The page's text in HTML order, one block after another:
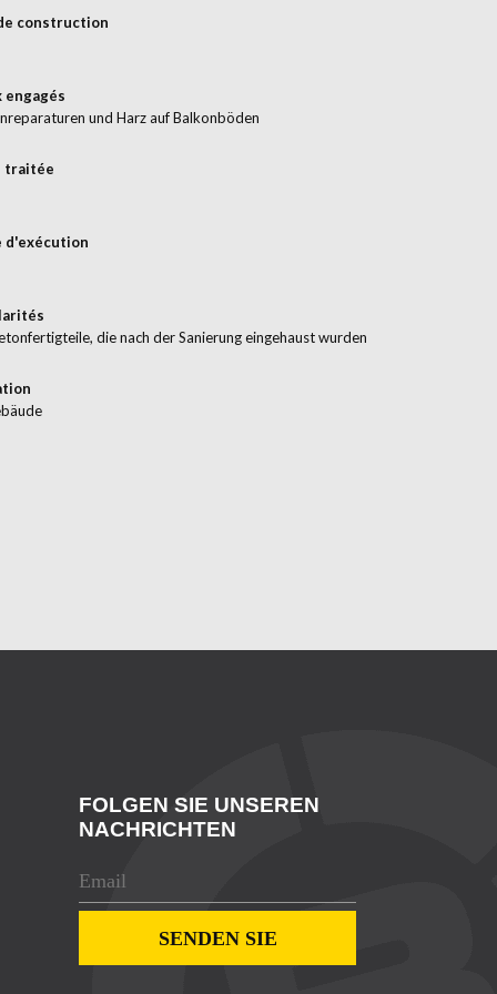
construction
engagés
und Harz auf Balkonböden
traitée
d'exécution
die nach der Sanierung eingehaust wurden
FOLGEN SIE UNSEREN
NACHRICHTEN